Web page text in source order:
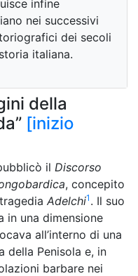
infine
nei successivi
dei secoli
italiana.
della
[inizio
il Discorso
, concepito
Adelchi1 . Il suo
in una dimensione
all’interno di una
della Penisola e, in
barbare nei